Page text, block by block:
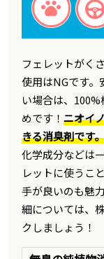
フェレットがく
使用はNGです。
い場合は、
めです！ニオイ
きる消臭剤です。
化学成分などは
レットに使うこ
手が良いのも魅
細については、
クしましょう！